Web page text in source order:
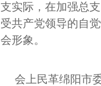
支实际，在加强总
受共产党领导的自
会形象。
会上民革绵阳市